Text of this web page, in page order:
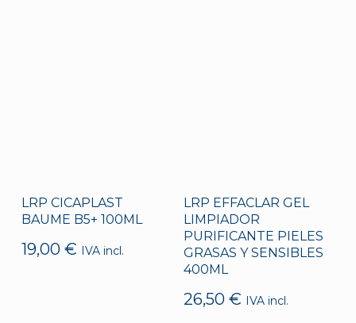
LRP CICAPLAST
BAUME B5+ 100ML
19,00 € IVA incl.
LRP EFFACLAR GEL
LIMPIADOR
PURIFICANTE PIELES
GRASAS Y SENSIBLES
400ML
26,50€ IVA incl.